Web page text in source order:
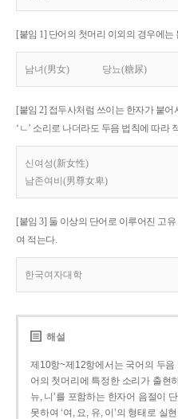
[붙임 1] 단어의 첫머리 이외의 경우에는
남녀(男女) 당뇨(糖尿)
[붙임 2] 접두사처럼 쓰이는 한자가 붙
‘ㄴ’ 소리로 나더라도 두음 법칙에 따라
신여성(新女性)
남존여비(男尊女卑)
[붙임 3] 둘 이상의 단어로 이루어진 고
여 적는다.
한국여자대학
해설
제10항~제12항에서는 국어의 두
어의 첫머리에 특정한 소리가 출현
뉴, 니’를 포함하는 한자어 음절이
못하여 ‘여, 요, 유, 이’의 형태로 실